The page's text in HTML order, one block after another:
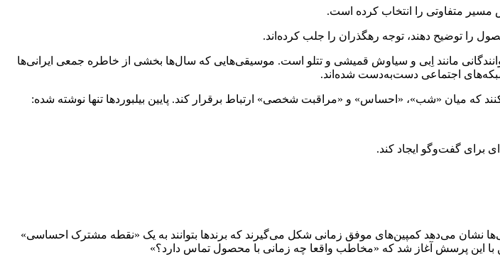
مسیر متفاوتی را انتخاب کرده است.
را توضیح دهند، توجه رهگذران را جلب کرده‌اند.
مانند اِبی و سیاوش قمیشی و تتلو است. موسیقی‌هایی که سال‌ها بخشی از خاطره‌ جمعی ایرانی‌ها
اجتماعی دست‌به‌دست شده‌اند.
که میان «شب»، «احساس» و «مراقبت شخصی» ارتباط برقرار کند. پایین بیلبوردها تنها نوشته شده:
برای گفت‌وگو ایجاد کند.
نشان می‌دهد کمپین‌های موفق زمانی شکل می‌گیرند که برندها بتوانند به یک «نقطه‌ مشترک احساسی»
با این پرسش آغاز شد که «مخاطب واقعا چه زمانی با محصول تماس دارد؟»